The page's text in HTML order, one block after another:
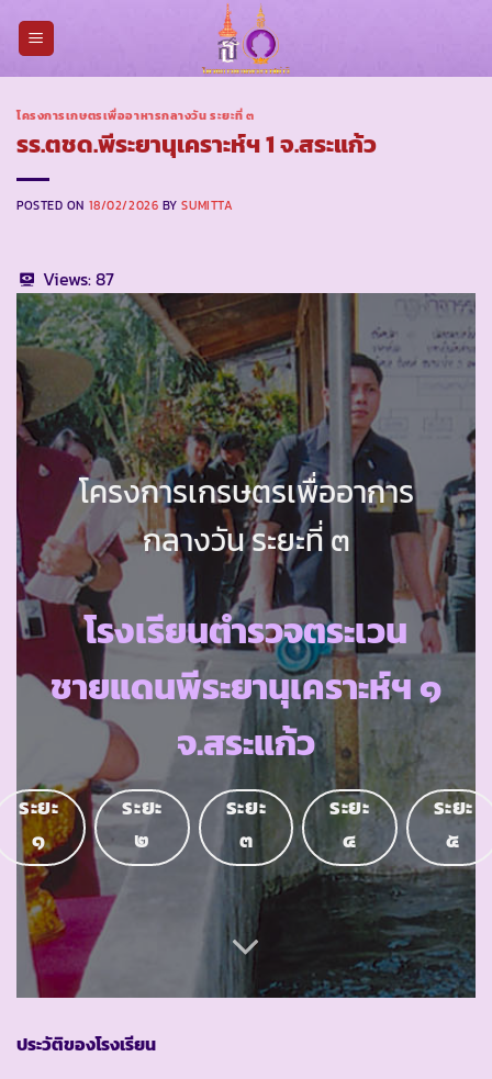
โครงการเกษตรเพื่ออาหารกลางวัน ระยะที่ ๓
รร.ตชด.พีระยานุเคราะห์ฯ 1 จ.สระแก้ว
POSTED ON 18/02/2026 BYSUMITTA
Views:87
โครงการเกรษตรเพื่ออาการ
กลางวัน ระยะที่ ๓
โรงเรียนตำรวจตระเวน
ชายแดนพีระยานุเคราะห์ฯ ๑
จ.สระแก้ว
ระยะ
๑
ระยะ
๒
ระยะ
๓
ระยะ
๔
ระยะ
๕
ประวัติของโรงเรียน